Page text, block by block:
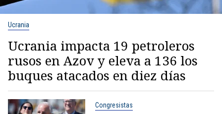
Ucrania
Ucrania impacta 19 petroleros
rusos en Azov y eleva a 136 los
buques atacados en diez días
Congresistas